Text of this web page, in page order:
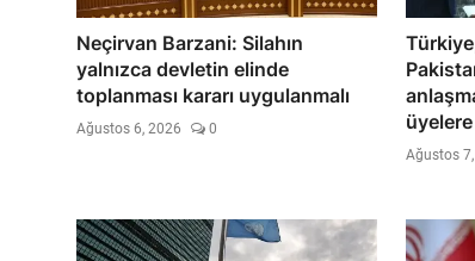
Neçirvan Barzani: Silahın
yalnızca devletin elinde
toplanması kararı uygulanmalı
Ağustos 6, 2026 0
üyelere
Ağustos